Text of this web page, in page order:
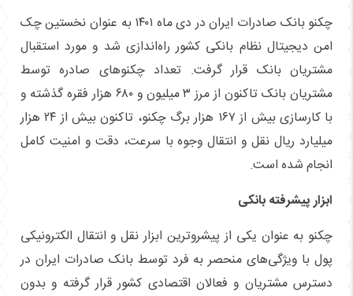
چکنو بانک صادرات ایران در دی ماه ۱۴۰۱ به عنوان نخستین چک
امن دیجیتال نظام بانکی کشور راه‌اندازی شد و مورد استقبال
مشتریان بانک قرار گرفت. تعداد چکنو‌های صادره توسط
مشتریان بانک تاکنون از مرز ۳ میلیون و ۶۸۰ هزار فقره گذشته و
با کارسازی بیش از ۱۶۷ هزار برگ چکنو، تاکنون بیش از ۲۴ هزار
میلیارد ریال نقل و انتقال وجوه با سرعت، دقت و امنیت کامل
انجام شده است.
ابزار پیشرفته بانکی
چکنو به عنوان یکی از پیشروترین ابزار نقل و انتقال الکترونیکی
پول با ویژگی‌های منحصر به فرد توسط بانک صادرات ایران در
دسترس مشتریان و فعالان اقتصادی کشور قرار گرفته و بدون